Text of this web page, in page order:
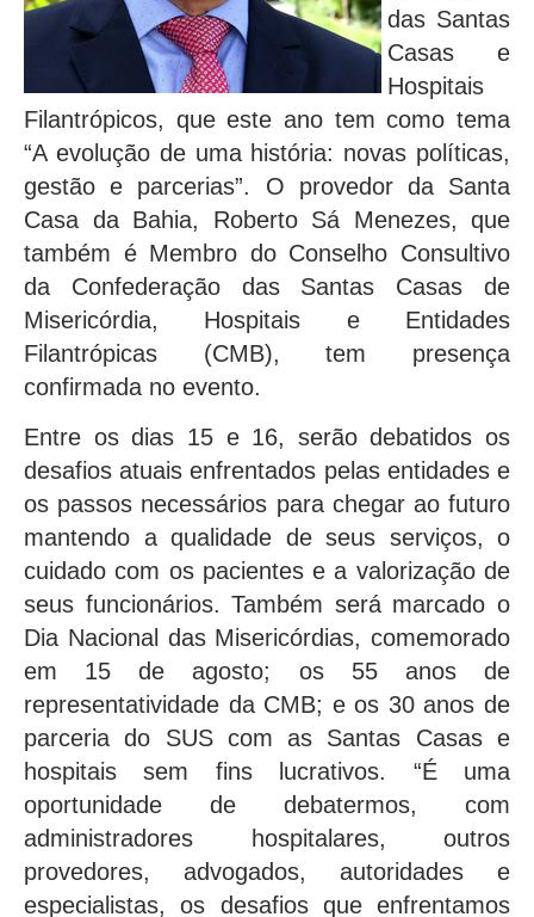
das Santas
Casas e
Hospitais
Filantrópicos, que este ano tem como tema
“A evolução de uma história: novas políticas,
gestão e parcerias”. O provedor da Santa
Casa da Bahia, Roberto Sá Menezes, que
também é Membro do Conselho Consultivo
da Confederação das Santas Casas de
Misericórdia, Hospitais e Entidades
Filantrópicas (CMB), tem presença
confirmada no evento.
Entre os dias 15 e 16, serão debatidos os
desafios atuais enfrentados pelas entidades e
os passos necessários para chegar ao futuro
mantendo a qualidade de seus serviços, o
cuidado com os pacientes e a valorização de
seus funcionários. Também será marcado o
Dia Nacional das Misericórdias, comemorado
em 15 de agosto; os 55 anos de
representatividade da CMB; e os 30 anos de
parceria do SUS com as Santas Casas e
hospitais sem fins lucrativos. “É uma
oportunidade de debatermos, com
administradores hospitalares, outros
provedores, advogados, autoridades e
especialistas, os desafios que enfrentamos